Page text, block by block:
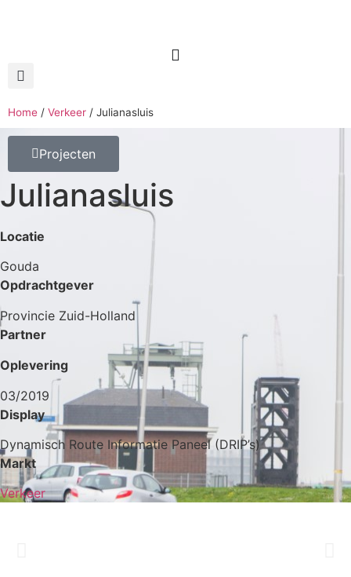
Home / Verkeer / Julianasluis
Projecten
Julianasluis
Locatie
Gouda
Opdrachtgever
Provincie Zuid-Holland
Partner
Oplevering
03/2019
Display
Dynamisch Route Informatie Paneel (DRIP’s)
Markt
Verkeer